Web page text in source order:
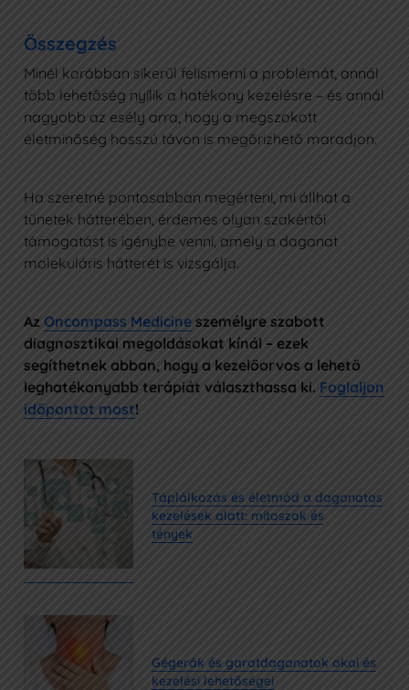
Összegzés
Minél korábban sikerül felismerni a problémát, annál
több lehetőség nyílik a hatékony kezelésre – és annál
nagyobb az esély arra, hogy a megszokott
életminőség hosszú távon is megőrizhető maradjon.
Ha szeretné pontosabban megérteni, mi állhat a
tünetek hátterében, érdemes olyan szakértői
támogatást is igénybe venni, amely a daganat
molekuláris hátterét is vizsgálja.
Az Oncompass Medicine személyre szabott
diagnosztikai megoldásokat kínál – ezek
segíthetnek abban, hogy a kezelőorvos a lehető
leghatékonyabb terápiát választhassa ki. Foglaljon
időpontot most!
Táplálkozás és életmód a daganatos
kezelések alatt: mítoszok és
tények
Gégerák és garatdaganatok okai és
kezelési lehetőségei